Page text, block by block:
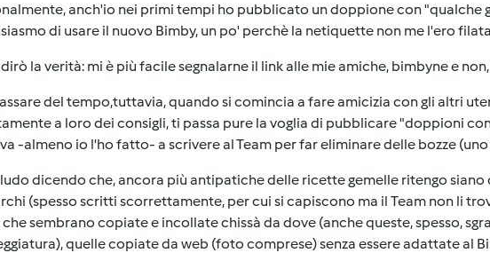
anch'io nei primi tempi ho pubblicato un doppione con "qualche
di usare il nuovo Bimby, un po' perchè la netiquette non me l'ero
dirò la verità: mi è più facile segnalarne il link alle mie amiche, bimbyne e
del tempo,tuttavia, quando si comincia a fare amicizia con gli altri
a loro dei consigli, ti passa pure la voglia di pubblicare "doppioni
-almeno io l'ho fatto- a scrivere al Team per far eliminare delle bozze
dicendo che, ancora più antipatiche delle ricette gemelle ritengo
(spesso scritti scorrettamente, per cui si capiscono ma il Team non li
sembrano copiate e incollate chissà da dove (anche queste, spesso,
quelle copiate da web (foto comprese) senza essere adattate al